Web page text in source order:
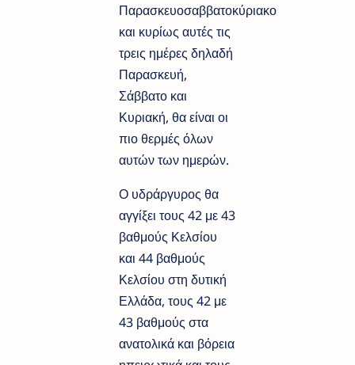
Παρασκευοσαββατοκύριακο
και κυρίως αυτές τις
τρεις ημέρες δηλαδή
Παρασκευή,
Σάββατο και
Κυριακή, θα είναι οι
πιο θερμές όλων
αυτών των ημερών.
Ο υδράργυρος θα
αγγίξει τους 42 με 43
βαθμούς Κελσίου
και 44 βαθμούς
Κελσίου στη δυτική
Ελλάδα, τους 42 με
43 βαθμούς στα
ανατολικά και βόρεια